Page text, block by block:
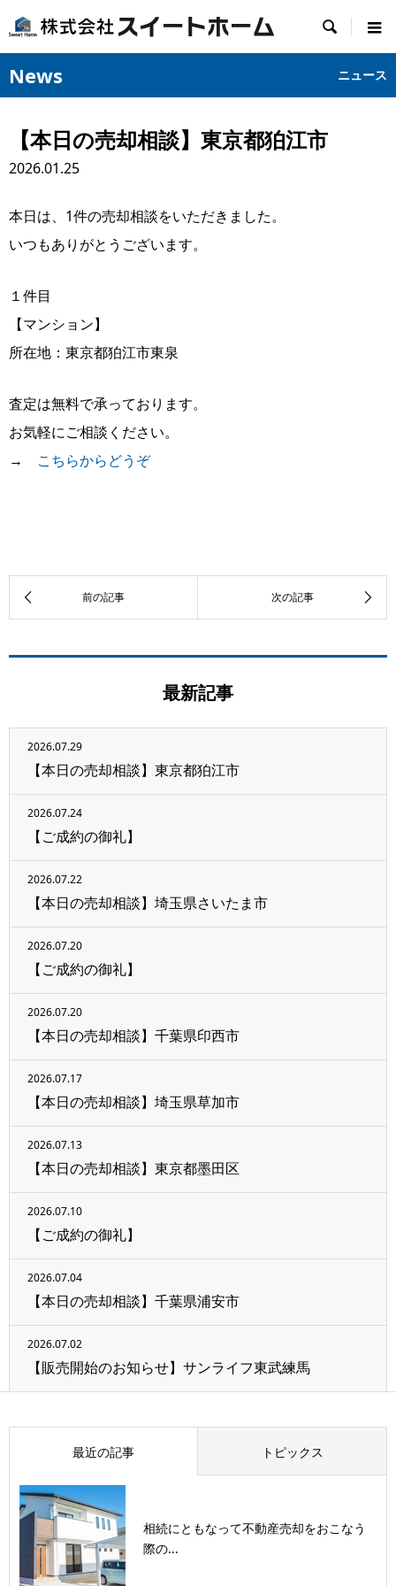

News ニュース
【本日の売却相談】東京都狛江市
2026.01.25
本日は、1件の売却相談をいただきました。
いつもありがとうございます。
１件目
【マンション】
所在地：東京都狛江市東泉
査定は無料で承っております。
お気軽にご相談ください。
→ こちらからどうぞ
最新記事
2026.07.29
【本日の売却相談】東京都狛江市
2026.07.24
【ご成約の御礼】
2026.07.22
【本日の売却相談】埼玉県さいたま市
2026.07.20
【ご成約の御礼】
2026.07.20
【本日の売却相談】千葉県印西市
2026.07.17
【本日の売却相談】埼玉県草加市
2026.07.13
【本日の売却相談】東京都墨田区
2026.07.10
【ご成約の御礼】
2026.07.04
【本日の売却相談】千葉県浦安市
2026.07.02
【販売開始のお知らせ】サンライフ東武練馬
最近の記事 トピックス
相続にともなって不動産売却をおこなう
際の...